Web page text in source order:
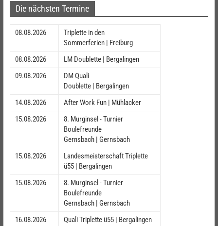
Die nächsten Termine
08.08.2026
Triplette in den
Sommerferien | Freiburg
08.08.2026
LM Doublette | Bergalingen
09.08.2026
DM Quali
Doublette | Bergalingen
14.08.2026
After Work Fun | Mühlacker
15.08.2026
8. Murginsel - Turnier
Boulefreunde
Gernsbach | Gernsbach
15.08.2026
Landesmeisterschaft Triplette
ü55 | Bergalingen
15.08.2026
8. Murginsel - Turnier
Boulefreunde
Gernsbach | Gernsbach
16.08.2026
Quali Triplette ü55 | Bergalingen